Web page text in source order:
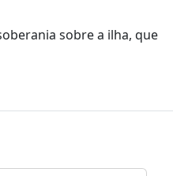
sobre a ilha, que